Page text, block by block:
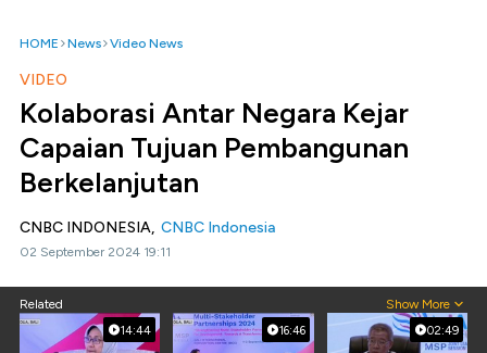
HOME News Video News
VIDEO
Kolaborasi Antar Negara Kejar
Capaian Tujuan Pembangunan
Berkelanjutan
CNBC INDONESIA, CNBC Indonesia
02 September 2024 19:11
Related Show More
14:44 16:46 02:49